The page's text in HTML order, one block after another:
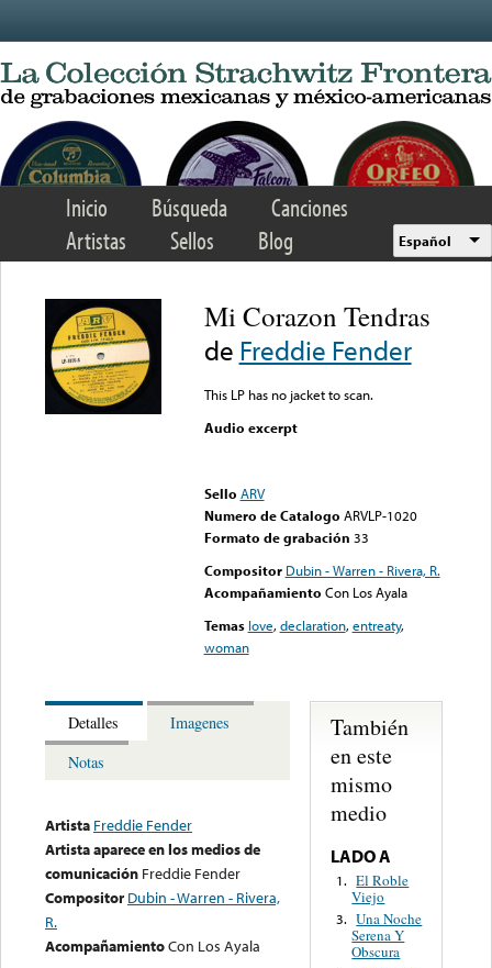
Inicio Búsqueda
Canciones
Artistas
Sellos Blog Español
Mi Corazon Tendras
de Freddie Fender
This LP has no jacket to scan.
Audio excerpt
Sello ARV
Numero de Catalogo ARVLP-1020
Formato de grabación 33
Compositor Dubin - Warren - Rivera, R.
Acompañamiento Con Los Ayala
Temas love,declaration,entreaty,
woman
Detalles
Imagenes
Notas
Artista Freddie Fender
Artista aparece en los medios de
comunicación Freddie Fender
Compositor Dubin - Warren - Rivera,
R.
AcompañamientoCon Los Ayala
También
en este
mismo
medio
LADO A
1. El Roble
Viejo
3. Una Noche
Serena Y
Obscura